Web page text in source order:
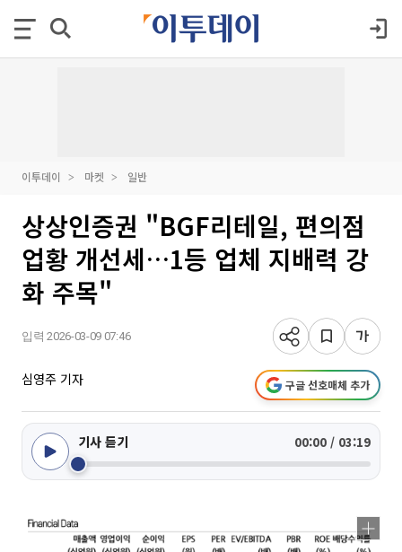
이투데이 마켓 일반
상상인증권 "BGF리테일, 편의점
업황 개선세…1등 업체 지배력 강
화 주목"
입력 2026-03-09 07:46
심영주 기자 구글 선호매체 추가
기사 듣기 00:00 / 03:19